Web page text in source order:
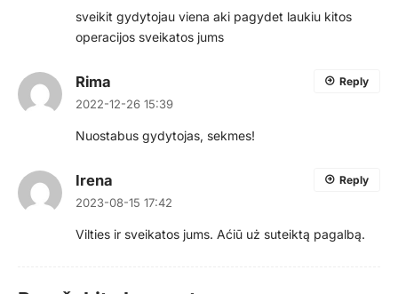
sveikit gydytojau viena aki pagydet laukiu kitos
operacijos sveikatos jums
Rima
2022-12-26 15:39
Nuostabus gydytojas, sekmes!
Reply
Irena
2023-08-15 17:42
Vilties ir sveikatos jums. Aćiū uż suteiktą pagalbą.
Reply